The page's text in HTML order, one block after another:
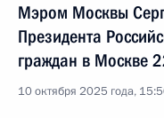
Мэром Москвы
Президента
граждан в Москве
10 октября 2025 года,